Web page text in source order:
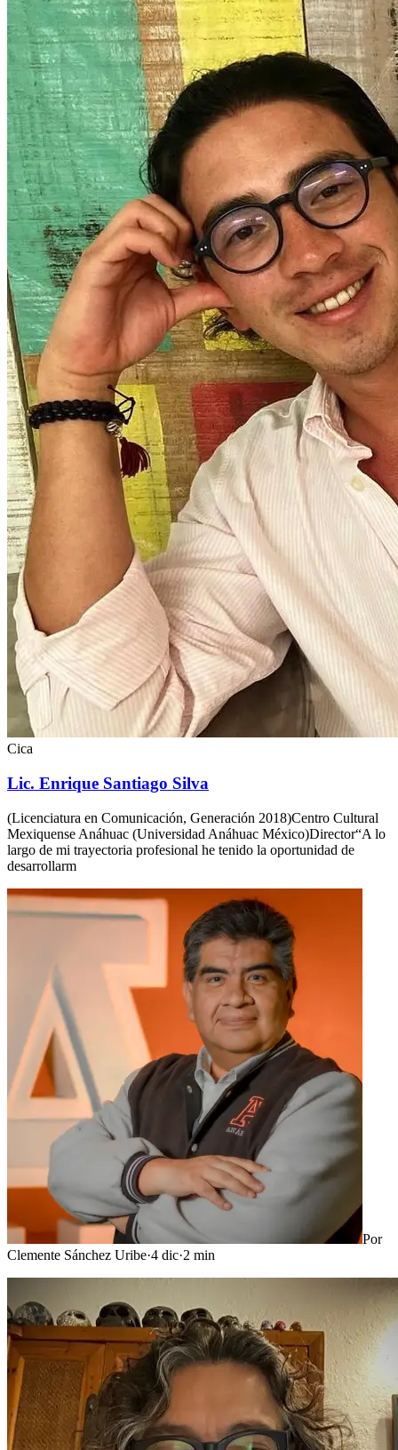
Cica
Lic. Enrique Santiago Silva
(Licenciatura en Comunicación, Generación 2018)Centro Cultural
Mexiquense Anáhuac (Universidad Anáhuac México)Director“A lo
largo de mi trayectoria profesional he tenido la oportunidad de
desarrollarm
Por
Clemente Sánchez Uribe·4 dic·2 min